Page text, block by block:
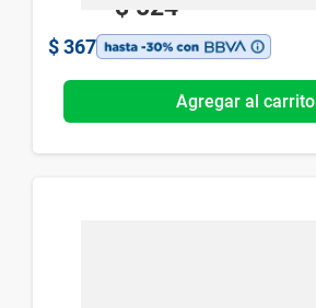
$ 524
$ 367
Agregar al carrito